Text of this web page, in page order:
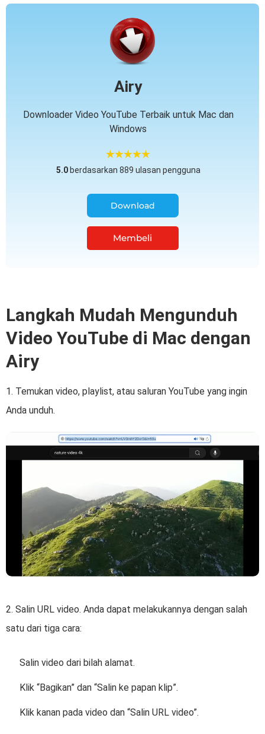
Airy
Downloader Video YouTube Terbaik untuk Mac dan
Windows
5.0berdasarkan 889 ulasan pengguna
Download
Membeli
Langkah Mudah Mengunduh
Video YouTube di Mac dengan
Airy
1. Temukan video, playlist, atau saluran YouTube yang ingin
Anda unduh.
2. Salin URL video. Anda dapat melakukannya dengan salah
satu dari tiga cara:
Salin video dari bilah alamat.
Klik “Bagikan” dan “Salin ke papan klip”.
Klik kanan pada video dan “Salin URL video”.